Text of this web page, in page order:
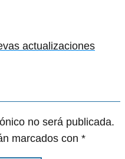
actualizaciones
no será publicada.
marcados con *